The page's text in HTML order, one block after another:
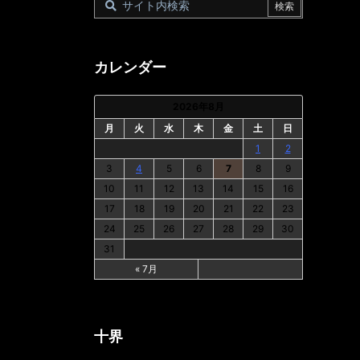
カレンダー
月
火 水 木 金 土
日
1
2
3
4 5 6 7 8
9
10
11 12 13 14 15
16
17
18 19 20 21 22
23
24
25 26 27 28 29
30
31
« 7月
十界